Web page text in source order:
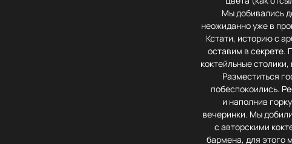
Мы добивались
неожиданно уже в
Кстати, историю с
оставим в секрете.
коктейльные
Разместиться
побеспокоились.
и наполнив
вечеринки. Мы
с авторскими
бармена, для этого